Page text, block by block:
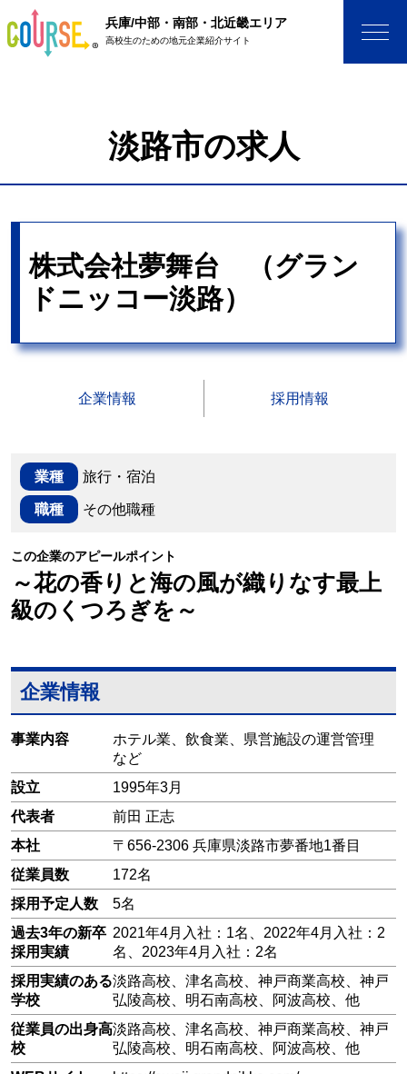
兵庫/中部・南部・北近畿エリア
高校生のための地元企業紹介サイト
淡路市の求人
株式会社夢舞台 （グラン
ドニッコー淡路）
企業情報 採用情報
業種 旅行・宿泊
職種 その他職種
この企業のアピールポイント
～花の香りと海の風が織りなす最上
級のくつろぎを～
企業情報
事業内容
ホテル業、飲食業、県営施設の運営管理
など
設立
1995年3月
代表者
前田 正志
本社
〒656-2306 兵庫県淡路市夢番地1番目
従業員数
172名
採用予定人数
5名
過去3年の新卒
採用実績
2021年4月入社：1名、2022年4月入社：2
名、2023年4月入社：2名
採用実績のある
学校
淡路高校、津名高校、神戸商業高校、神戸
弘陵高校、明石南高校、阿波高校、他
従業員の出身高
校
淡路高校、津名高校、神戸商業高校、神戸
弘陵高校、明石南高校、阿波高校、他